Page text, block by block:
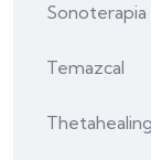
Sonoterapia
Temazcal
Thetahealing